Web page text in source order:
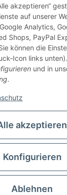
gesetzlicher USt.,
akzeptieren“
auf unserer
Analytics,
Shops, PayPal
können die
Icon links
und in
.
akzeptieren
Konfigurieren
Ablehnen